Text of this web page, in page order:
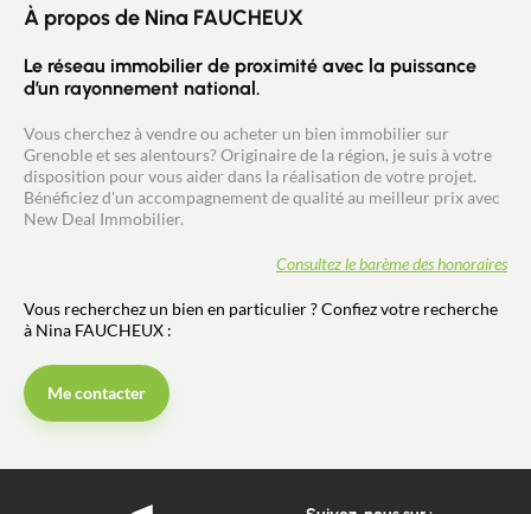
À propos de Nina FAUCHEUX
Le réseau immobilier de proximité avec la puissance
d’un rayonnement national.
Vous cherchez à vendre ou acheter un bien immobilier sur
Grenoble et ses alentours? Originaire de la région, je suis à votre
disposition pour vous aider dans la réalisation de votre projet.
Bénéficiez d'un accompagnement de qualité au meilleur prix avec
New Deal Immobilier.
Consultez le barème des honoraires
Vous recherchez un bien en particulier ? Confiez votre recherche
à Nina FAUCHEUX :
Me contacter